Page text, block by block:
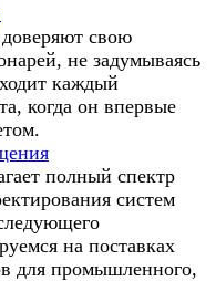
свою
не задумываясь
каждый
когда он впервые
полный спектр
систем
на поставках
для промышленного,